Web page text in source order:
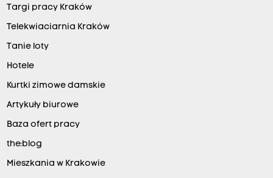
Targi pracy Kraków
Telekwiaciarnia Kraków
Tanie loty
Hotele
Kurtki zimowe damskie
Artykuły biurowe
Baza ofert pracy
the:blog
Mieszkania w Krakowie